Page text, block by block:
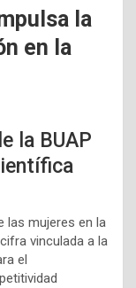
la
en la
la BUAP
las mujeres en la
vinculada a la
el